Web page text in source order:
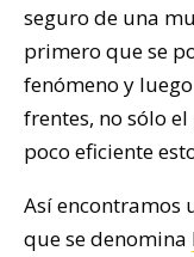
seguro de una
primero que se
fenómeno y
frentes, no sólo
poco eficiente
Así encontramos
que se denomina